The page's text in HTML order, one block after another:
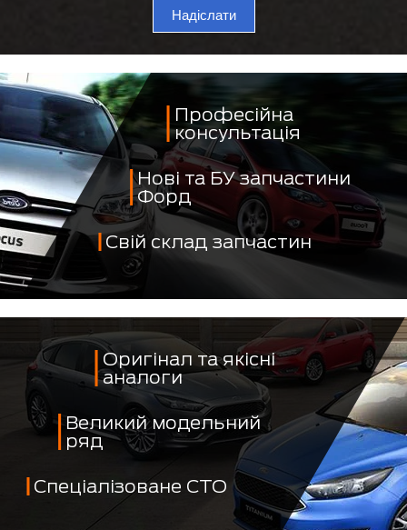
Надіслати
Професійна
консультація
Нові та БУ запчастини
Форд
Свій склад запчастин
Оригінал та якісні
аналоги
Великий модельний
ряд
Спеціалізоване СТО